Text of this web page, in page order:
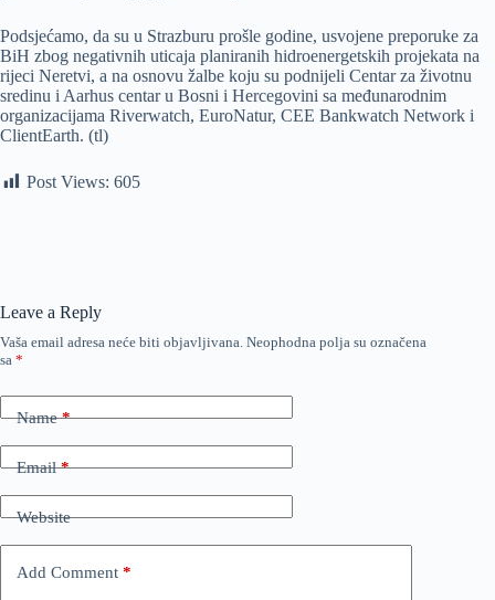
Podsjećamo, da su u Strazburu prošle godine, usvojene preporuke za
BiH zbog negativnih uticaja planiranih hidroenergetskih projekata na
rijeci Neretvi, a na osnovu žalbe koju su podnijeli Centar za životnu
sredinu i Aarhus centar u Bosni i Hercegovini sa međunarodnim
organizacijama Riverwatch, EuroNatur, CEE Bankwatch Network i
ClientEarth. (tl)
Post Views: 605
Leave a Reply
Vaša email adresa neće biti objavljivana. Neophodna polja su označena
sa *
Name*
Email*
Website
Add Comment *